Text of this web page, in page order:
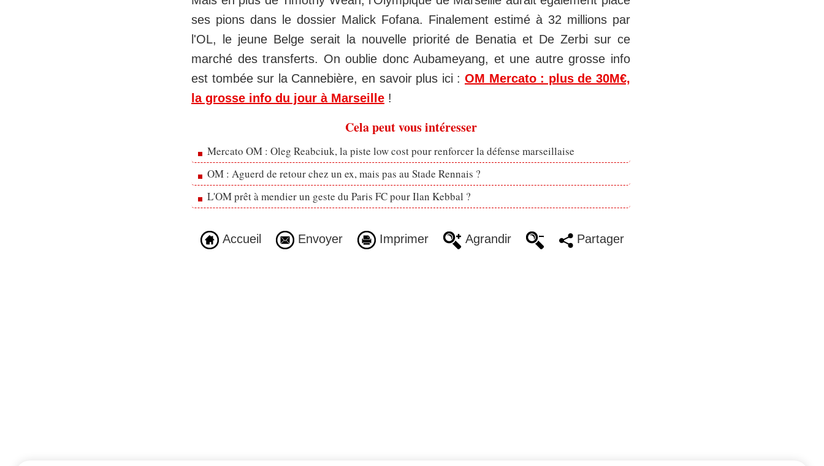
ses pions dans le dossier Malick Fofana. Finalement estimé à 32 millions par
l'OL, le jeune Belge serait la nouvelle priorité de Benatia et De Zerbi sur ce
marché des transferts. On oublie donc Aubameyang, et une autre grosse info
est tombée sur la Cannebière, en savoir plus ici : OM Mercato : plus de 30M€,
la grosse info du jour à Marseille !
Cela peut vous intéresser
Mercato OM : Oleg Reabciuk, la piste low cost pour renforcer la défense marseillaise
OM : Aguerd de retour chez un ex, mais pas au Stade Rennais ?
L'OM prêt à mendier un geste du Paris FC pour Ilan Kebbal ?
Accueil Envoyer Imprimer Agrandir Partager